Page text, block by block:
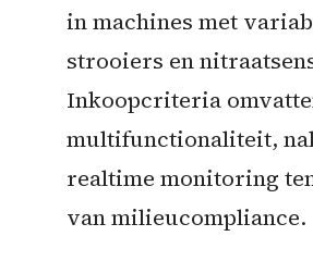
in machines met
strooiers en
Inkoopcriteria
multifunctionaliteit,
realtime monitoring
van milieucompliance.